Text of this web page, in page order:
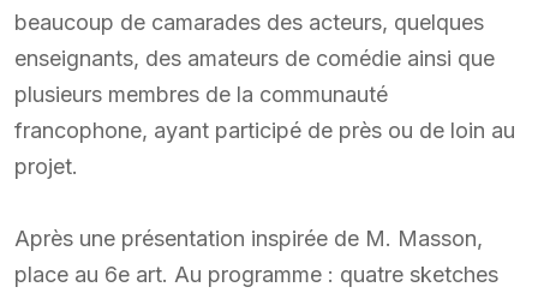
beaucoup de camarades des acteurs, quelques
enseignants, des amateurs de comédie ainsi que
plusieurs membres de la communauté
francophone, ayant participé de près ou de loin au
projet.
Après une présentation inspirée de M. Masson,
place au 6e art. Au programme : quatre sketches